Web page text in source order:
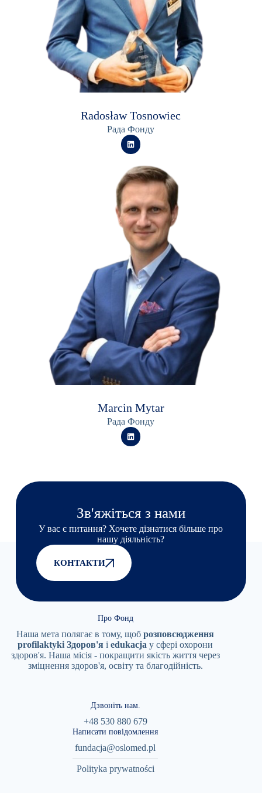
Radosław Tosnowiec
Рада Фонду
Marcin Mytar
Рада Фонду
Зв'яжіться з нами
У вас є питання? Хочете дізнатися більше про
нашу діяльність?
КОНТАКТИ
Про Фонд
Наша мета полягає в тому, щоброзповсюдження
profilaktyki Здоров'я iedukacja у сфері охорони
здоров'я. Наша місія - покращити якість життя через
зміцнення здоров'я, освіту та благодійність.
Дзвоніть нам.
+48 530 880 679
Написати повідомлення
fundacja@oslomed.pl
Polityka prywatności